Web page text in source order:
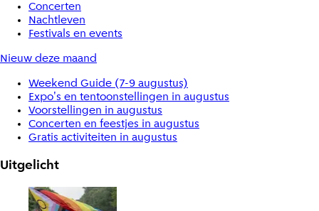
Concerten
Nachtleven
Festivals en events
Nieuw deze maand
Weekend Guide (7-9 augustus)
Expo's en tentoonstellingen in augustus
Voorstellingen in augustus
Concerten en feestjes in augustus
Gratis activiteiten in augustus
Uitgelicht